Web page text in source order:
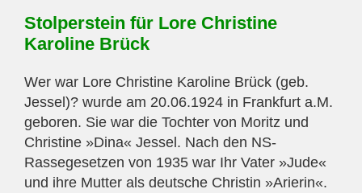
Stolperstein für Lore Christine
Karoline Brück
Wer war Lore Christine Karoline Brück (geb.
Jessel)? wurde am 20.06.1924 in Frankfurt a.M.
geboren. Sie war die Tochter von Moritz und
Christine »Dina« Jessel. Nach den NS-
Rassegesetzen von 1935 war Ihr Vater »Jude«
und ihre Mutter als deutsche Christin »Arierin«.